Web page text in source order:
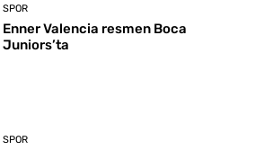
SPOR
Enner Valencia resmen Boca
Juniors’ta
SPOR